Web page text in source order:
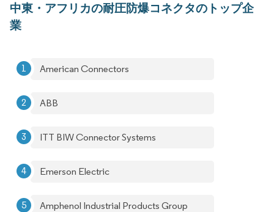
中東・アフリカの耐圧防爆コネクタのトップ企
業
American Connectors
ABB
ITT BIW Connector Systems
Emerson Electric
Amphenol Industrial Products Group